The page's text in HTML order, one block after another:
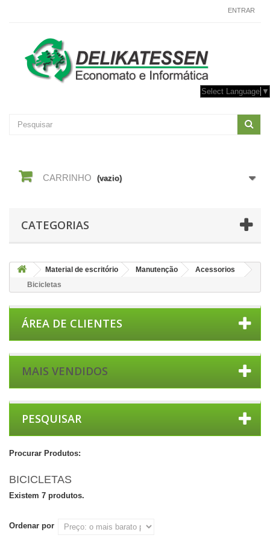
ENTRAR
Select Language ▼
CARRINHO (vazio)
CATEGORIAS
Material de escritório Manutenção
Acessorios
Bicicletas
ÁREA DE CLIENTES
MAIS VENDIDOS
PESQUISAR
Procurar Produtos:
BICICLETAS
Existem 7 produtos.
Ordenar por